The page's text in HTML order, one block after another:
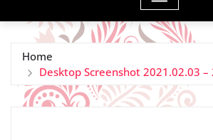
Home
Desktop Screenshot 2021.02.03 –